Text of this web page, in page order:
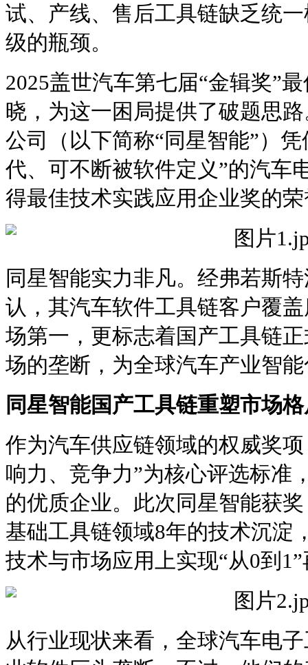
试、产线、售后工具链缺乏统
级的瓶颈。
2025盖世汽车第七届“金辑奖”
晓，为这一困局提供了破题思
公司（以下简称“同星智能”）
代、可不断被软件定义”的汽车
得最佳技术实践应用企业奖的
同星智能实力非凡。经弗若斯
认，其汽车软件工具链客户覆
场第一，更标志着国产工具链
场的垄断，为全球汽车产业智
同星智能国产工具链重塑市场
作为汽车供应链领域的权威奖
响力、竞争力”为核心评选标准
的优质企业。此次同星智能获
基础工具链领域8年的技术沉淀
技术与市场应用上实现“从0到
从行业现状来看，全球汽车电